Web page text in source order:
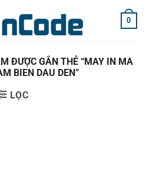
0
ĐƯỢC GẮN THẺ “MAY IN MA
BIEN DAU DEN”
LỌC